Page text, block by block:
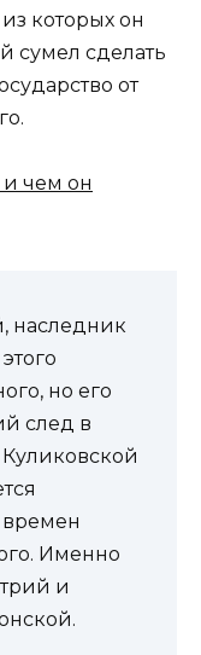
которых он
сумел сделать
от
наследник
но его
след в
Именно
и